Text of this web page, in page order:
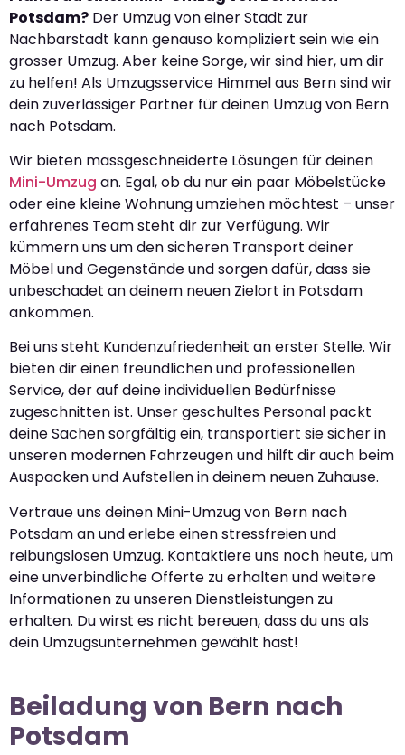
Potsdam? Der Umzug von einer Stadt zur
Nachbarstadt kann genauso kompliziert sein wie ein
grosser Umzug. Aber keine Sorge, wir sind hier, um dir
zu helfen! Als Umzugsservice Himmel aus Bern sind wir
dein zuverlässiger Partner für deinen Umzug von Bern
nach Potsdam.
Wir bieten massgeschneiderte Lösungen für deinen
Mini-Umzug an. Egal, ob du nur ein paar Möbelstücke
oder eine kleine Wohnung umziehen möchtest – unser
erfahrenes Team steht dir zur Verfügung. Wir
kümmern uns um den sicheren Transport deiner
Möbel und Gegenstände und sorgen dafür, dass sie
unbeschadet an deinem neuen Zielort in Potsdam
ankommen.
Bei uns steht Kundenzufriedenheit an erster Stelle. Wir
bieten dir einen freundlichen und professionellen
Service, der auf deine individuellen Bedürfnisse
zugeschnitten ist. Unser geschultes Personal packt
deine Sachen sorgfältig ein, transportiert sie sicher in
unseren modernen Fahrzeugen und hilft dir auch beim
Auspacken und Aufstellen in deinem neuen Zuhause.
Vertraue uns deinen Mini-Umzug von Bern nach
Potsdam an und erlebe einen stressfreien und
reibungslosen Umzug. Kontaktiere uns noch heute, um
eine unverbindliche Offerte zu erhalten und weitere
Informationen zu unseren Dienstleistungen zu
erhalten. Du wirst es nicht bereuen, dass du uns als
dein Umzugsunternehmen gewählt hast!
Beiladung von Bern nach
Potsdam